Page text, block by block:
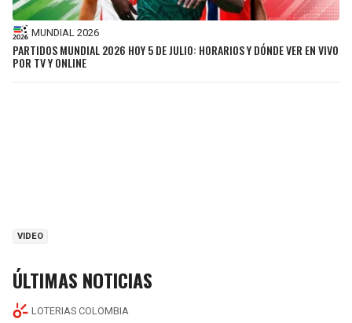
MUNDIAL 2026
PARTIDOS MUNDIAL 2026 HOY 5 DE JULIO: HORARIOS Y DÓNDE VER EN VIVO
POR TV Y ONLINE
VIDEO
ÚLTIMAS NOTICIAS
LOTERIAS COLOMBIA